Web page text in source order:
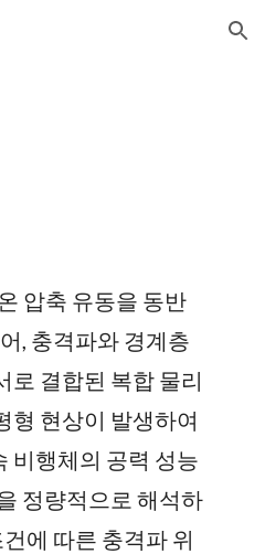
압축 유동을 동반
, 충격파와 경계층
로 결합된 복합 물리
형 현상이 발생하여
비행체의 공력 성능
정량적으로 해석하
에 따른 충격파 위